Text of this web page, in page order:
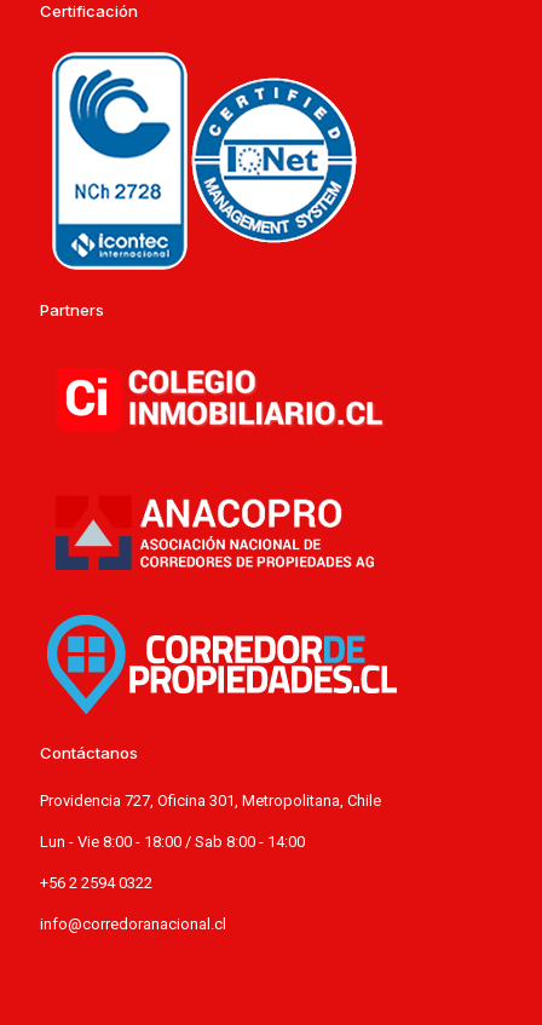
Certificación
Partners
Contáctanos
Providencia 727, Oficina 301, Metropolitana, Chile
Lun - Vie 8:00 - 18:00 / Sab 8:00 - 14:00
+56 2 2594 0322
info@corredoranacional.cl